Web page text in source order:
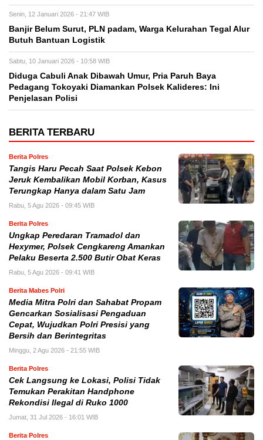
Senin, 12 Januari 2026 - 21:47 WIB
Banjir Belum Surut, PLN padam, Warga Kelurahan Tegal Alur
Butuh Bantuan Logistik
Sabtu, 10 Januari 2026 - 10:58 WIB
Diduga Cabuli Anak Dibawah Umur, Pria Paruh Baya
Pedagang Tokoyaki Diamankan Polsek Kalideres: Ini
Penjelasan Polisi
BERITA TERBARU
Berita Polres
Tangis Haru Pecah Saat Polsek Kebon
Jeruk Kembalikan Mobil Korban, Kasus
Terungkap Hanya dalam Satu Jam
Rabu, 5 Agu 2026 - 09:45 WIB
Berita Polres
Ungkap Peredaran Tramadol dan
Hexymer, Polsek Cengkareng Amankan
Pelaku Beserta 2.500 Butir Obat Keras
Rabu, 5 Agu 2026 - 09:41 WIB
Berita Mabes Polri
Media Mitra Polri dan Sahabat Propam
Gencarkan Sosialisasi Pengaduan
Cepat, Wujudkan Polri Presisi yang
Bersih dan Berintegritas
Minggu, 2 Agu 2026 - 21:55 WIB
Berita Polres
Cek Langsung ke Lokasi, Polisi Tidak
Temukan Perakitan Handphone
Rekondisi Ilegal di Ruko 1000
Jumat, 31 Jul 2026 - 16:01 WIB
Berita Polres